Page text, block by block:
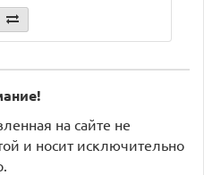
на сайте не
и носит исключительно